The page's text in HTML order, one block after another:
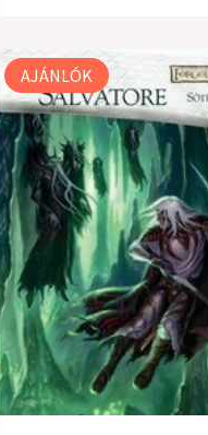
AJÁNLÓK